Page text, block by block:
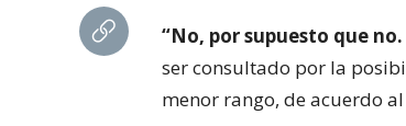
“No, por supuesto que
ser consultado por la
menor rango, de acuerdo